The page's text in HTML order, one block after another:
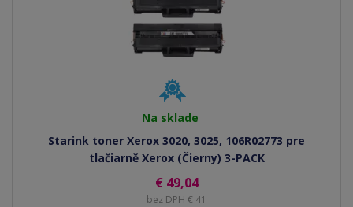
Na sklade
Starink toner Xerox 3020, 3025, 106R02773 pre
tlačiarně Xerox (Čierny) 3-PACK
€ 49,04
bez DPH € 41